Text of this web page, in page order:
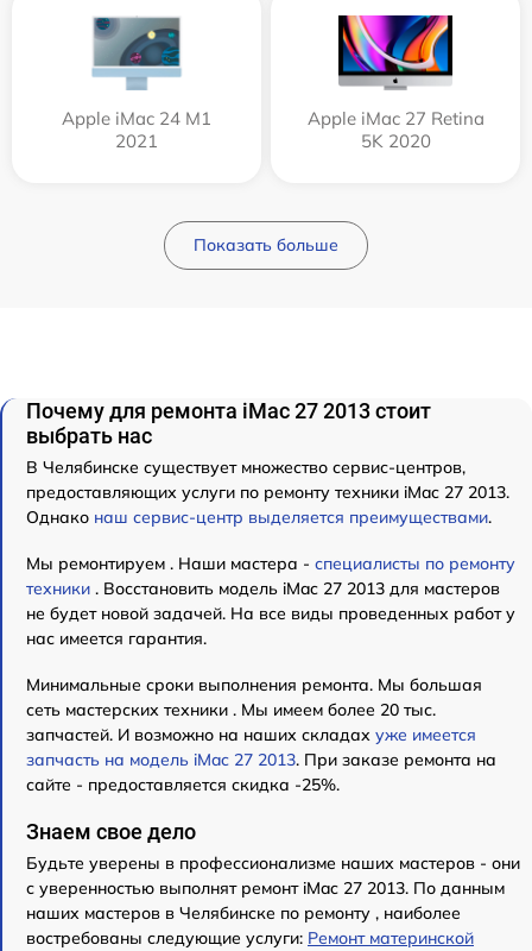
Apple iMac 24 M1
2021
Apple iMac 27 Retina
5K 2020
Показать больше
Почему для ремонта iMac 27 2013 стоит
выбрать нас
В Челябинске существует множество сервис-центров,
предоставляющих услуги по ремонту техники iMac 27 2013.
Однако наш сервис-центр выделяется преимуществами.
Мы ремонтируем . Наши мастера - специалисты по ремонту
техники . Восстановить модель iMac 27 2013 для мастеров
не будет новой задачей. На все виды проведенных работ у
нас имеется гарантия.
Минимальные сроки выполнения ремонта. Мы большая
сеть мастерских техники . Мы имеем более 20 тыс.
запчастей. И возможно на наших складах уже имеется
запчасть на модель iMac 27 2013. При заказе ремонта на
сайте - предоставляется скидка -25%.
Знаем свое дело
Будьте уверены в профессионализме наших мастеров - они
с уверенностью выполнят ремонт iMac 27 2013. По данным
наших мастеров в Челябинске по ремонту , наиболее
востребованы следующие услуги: Ремонт материнской